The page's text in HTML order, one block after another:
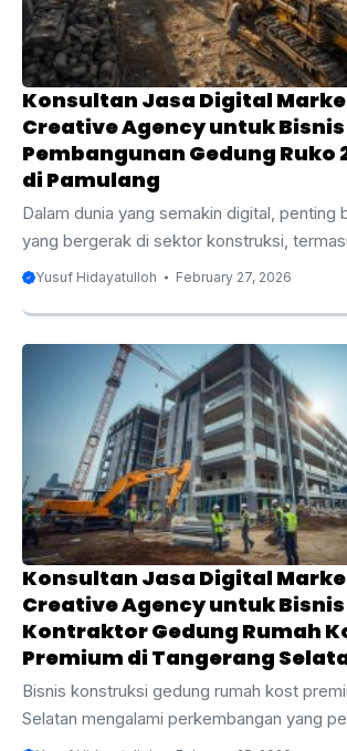
mengoptimalkan strategi ...
Konsultan Jasa Digital
Creative Agency untuk
Pembangunan Gedung Ruko
di Pamulang
Dalam dunia yang semakin digital, penting
yang bergerak di sektor konstruksi,
pembangunan gedung ruko 2–4 lantai di
mereka. Pamulang, yang terletak di
merupakan salah satu kawasan yang
dengan permintaan tinggi terhadap properti
termasuk ruko. Bagi bisnis yang bergerak
pembangunan gedung ruko, penting untuk
keberadaan online yang kuat agar bisa
mencapai calon klien dengan efektif. ...
Yusuf Hidayatulloh February 27, 2026
Konsultan Jasa Digital
Creative Agency untuk Bisnis
Kontraktor Gedung Rumah
Premium di Tangerang
Bisnis konstruksi gedung rumah kost
Selatan mengalami perkembangan yang
kota yang terus berkembang dengan